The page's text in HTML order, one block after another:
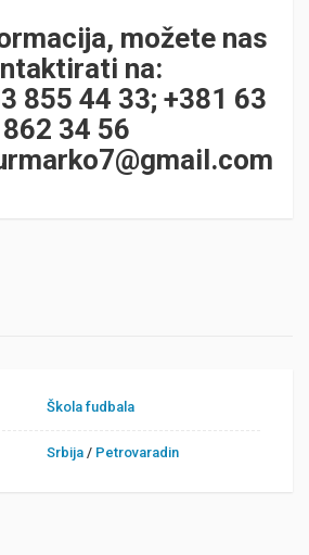
možete nas
na:
855 44 33; +381 63
862 34 56
Škola fudbala
Srbija / Petrovaradin